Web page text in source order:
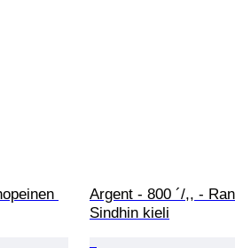
Argent - 800 ´/,, -
Sindhin kieli